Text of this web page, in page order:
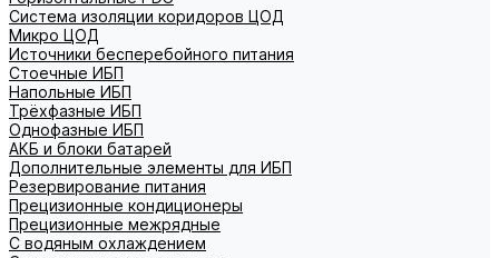
Система изоляции коридоров ЦОД
Микро ЦОД
Источники бесперебойного питания
Стоечные ИБП
Напольные ИБП
Трёхфазные ИБП
Однофазные ИБП
АКБ и блоки батарей
Дополнительные элементы для ИБП
Резервирование питания
Прецизионные кондиционеры
Прецизионные межрядные
С водяным охлаждением